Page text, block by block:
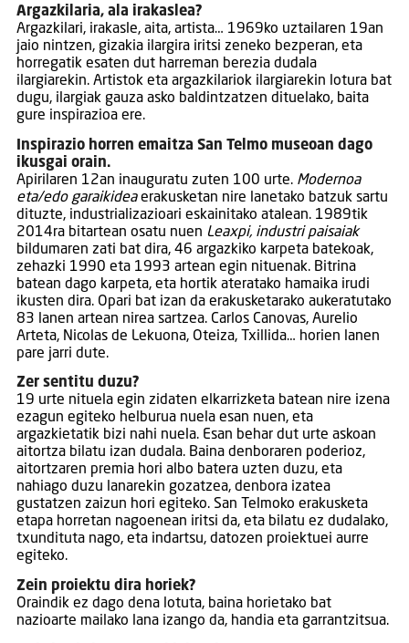
Argazkilaria, ala irakaslea?
Argazkilari, irakasle, aita, artista… 1969ko uztailaren 19an
jaio nintzen, gizakia ilargira iritsi zeneko bezperan, eta
horregatik esaten dut harreman berezia dudala
ilargiarekin. Artistok eta argazkilariok ilargiarekin lotura bat
dugu, ilargiak gauza asko baldintzatzen dituelako, baita
gure inspirazioa ere.
Inspirazio horren emaitza San Telmo museoan dago
ikusgai orain.
Apirilaren 12an inauguratu zuten 100 urte. Modernoa
eta/edo garaikideaerakusketan nire lanetako batzuk sartu
dituzte, industrializazioari eskainitako atalean. 1989tik
2014ra bitartean osatu nuen Leaxpi, industri paisaiak
bildumaren zati bat dira, 46 argazkiko karpeta batekoak,
zehazki 1990 eta 1993 artean egin nituenak. Bitrina
batean dago karpeta, eta hortik ateratako hamaika irudi
ikusten dira. Opari bat izan da erakusketarako aukeratutako
83 lanen artean nirea sartzea. Carlos Canovas, Aurelio
Arteta, Nicolas de Lekuona, Oteiza, Txillida… horien lanen
pare jarri dute.
Zer sentitu duzu?
19 urte nituela egin zidaten elkarrizketa batean nire izena
ezagun egiteko helburua nuela esan nuen, eta
argazkietatik bizi nahi nuela. Esan behar dut urte askoan
aitortza bilatu izan dudala. Baina denboraren poderioz,
aitortzaren premia hori albo batera uzten duzu, eta
nahiago duzu lanarekin gozatzea, denbora izatea
gustatzen zaizun hori egiteko. San Telmoko erakusketa
etapa horretan nagoenean iritsi da, eta bilatu ez dudalako,
txundituta nago, eta indartsu, datozen proiektuei aurre
egiteko.
Zein proiektu dira horiek?
Oraindik ez dago dena lotuta, baina horietako bat
nazioarte mailako lana izango da, handia eta garrantzitsua.